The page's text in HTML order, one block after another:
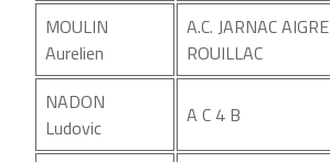
MOULIN
Aurelien
A.C. JARNAC AIGRE
ROUILLAC
NADON
Ludovic
A C 4 B